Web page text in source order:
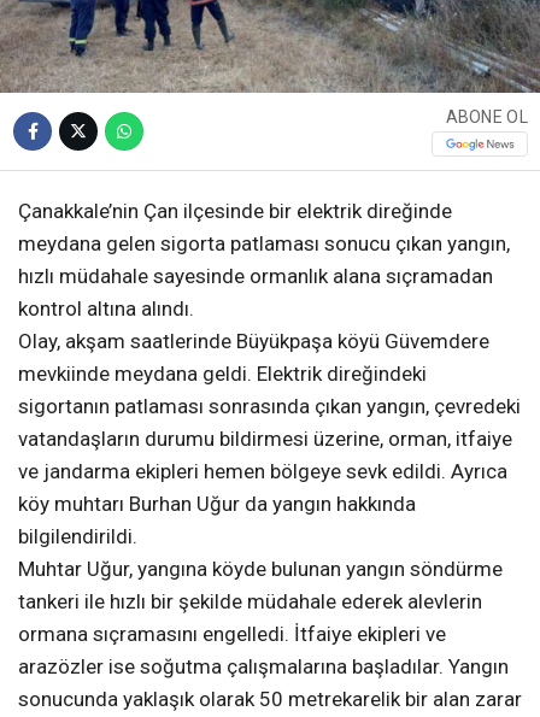
ABONE OL
Çanakkale’nin Çan ilçesinde bir elektrik direğinde
meydana gelen sigorta patlaması sonucu çıkan yangın,
hızlı müdahale sayesinde ormanlık alana sıçramadan
kontrol altına alındı.
Olay, akşam saatlerinde Büyükpaşa köyü Güvemdere
mevkiinde meydana geldi. Elektrik direğindeki
sigortanın patlaması sonrasında çıkan yangın, çevredeki
vatandaşların durumu bildirmesi üzerine, orman, itfaiye
ve jandarma ekipleri hemen bölgeye sevk edildi. Ayrıca
köy muhtarı Burhan Uğur da yangın hakkında
bilgilendirildi.
Muhtar Uğur, yangına köyde bulunan yangın söndürme
tankeri ile hızlı bir şekilde müdahale ederek alevlerin
ormana sıçramasını engelledi. İtfaiye ekipleri ve
arazözler ise soğutma çalışmalarına başladılar. Yangın
sonucunda yaklaşık olarak 50 metrekarelik bir alan zarar